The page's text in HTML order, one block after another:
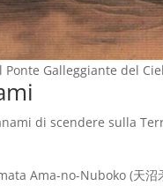
Galleggiante del
di scendere sulla
Ama-no-Nuboko (天